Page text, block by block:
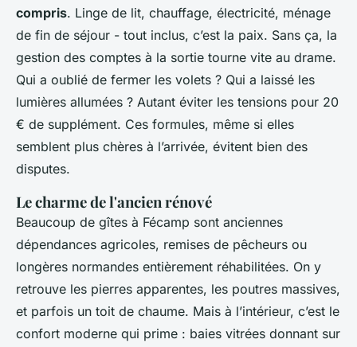
compris. Linge de lit, chauffage, électricité, ménage
de fin de séjour - tout inclus, c’est la paix. Sans ça, la
gestion des comptes à la sortie tourne vite au drame.
Qui a oublié de fermer les volets ? Qui a laissé les
lumières allumées ? Autant éviter les tensions pour 20
€ de supplément. Ces formules, même si elles
semblent plus chères à l’arrivée, évitent bien des
disputes.
Le charme de l'ancien rénové
Beaucoup de gîtes à Fécamp sont anciennes
dépendances agricoles, remises de pêcheurs ou
longères normandes entièrement réhabilitées. On y
retrouve les pierres apparentes, les poutres massives,
et parfois un toit de chaume. Mais à l’intérieur, c’est le
confort moderne qui prime : baies vitrées donnant sur